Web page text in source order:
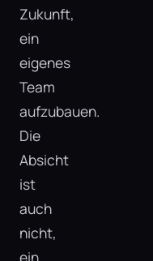
Zukunft,
ein
eigenes
Team
aufzubauen.
Die
Absicht
ist
auch
nicht,
ein